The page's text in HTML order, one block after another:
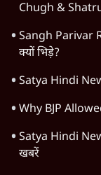
Chugh &
Sangh Parivar
क्यों भिड़े?
Satya Hindi
Why BJP
Satya Hindi
खबरें